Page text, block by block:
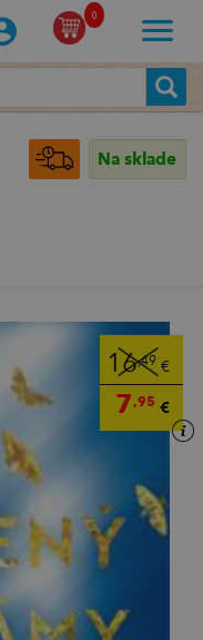
0
Na sklade
16,49 €
7,95 €